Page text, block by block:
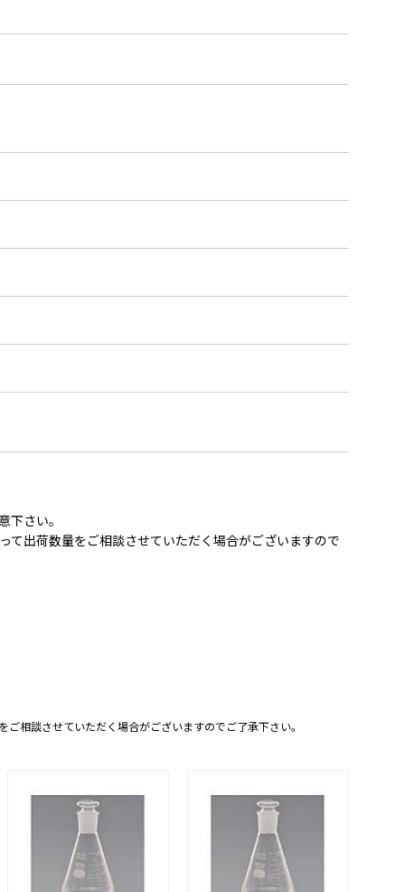
さい。
出荷数量をご相談させていただく場合がございますので
相談させていただく場合がございますのでご了承下さい。